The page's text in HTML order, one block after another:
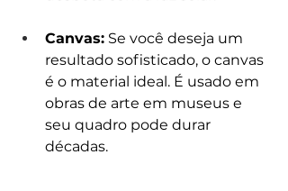
Canvas: Se você deseja um
resultado sofisticado, o canvas
é o material ideal. É usado em
obras de arte em museus e
seu quadro pode durar
décadas.